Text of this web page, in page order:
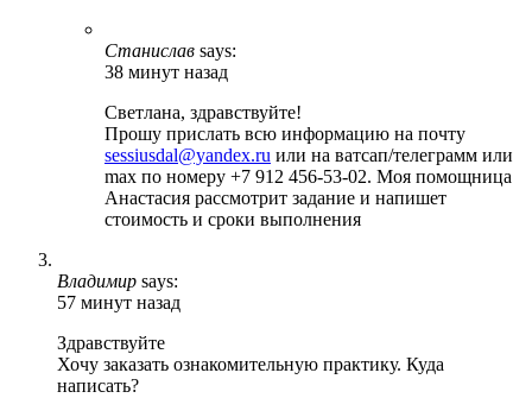
Станислав says:
38 минут назад
Светлана, здравствуйте!
Прошу прислать всю информацию на почту
sessiusdal@yandex.ru или на ватсап/телеграмм или
max по номеру +7 912 456-53-02. Моя помощница
Анастасия рассмотрит задание и напишет
стоимость и сроки выполнения
Владимир says:
57 минут назад
Здравствуйте
Хочу заказать ознакомительную практику. Куда
написать?